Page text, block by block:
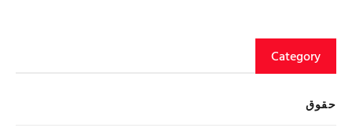
Category
حقوق